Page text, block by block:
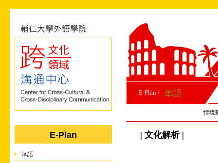
E-Plan
華語
E-Plan / 華語
情境
| 文化解析 |